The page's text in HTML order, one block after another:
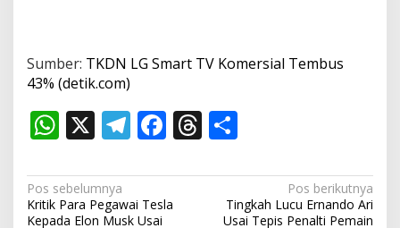
Sumber: TKDN LG Smart TV Komersial Tembus
43% (detik.com)
W
at
s
X T
e
gr
F
e
b
T
re ar
e
N
a
Pos sebelumnya
Kritik Para Pegawai Tesla
Kepada Elon Musk Usai
Pos berikutnya
Tingkah Lucu Ernando Ari
Usai Tepis Penalti Pemain